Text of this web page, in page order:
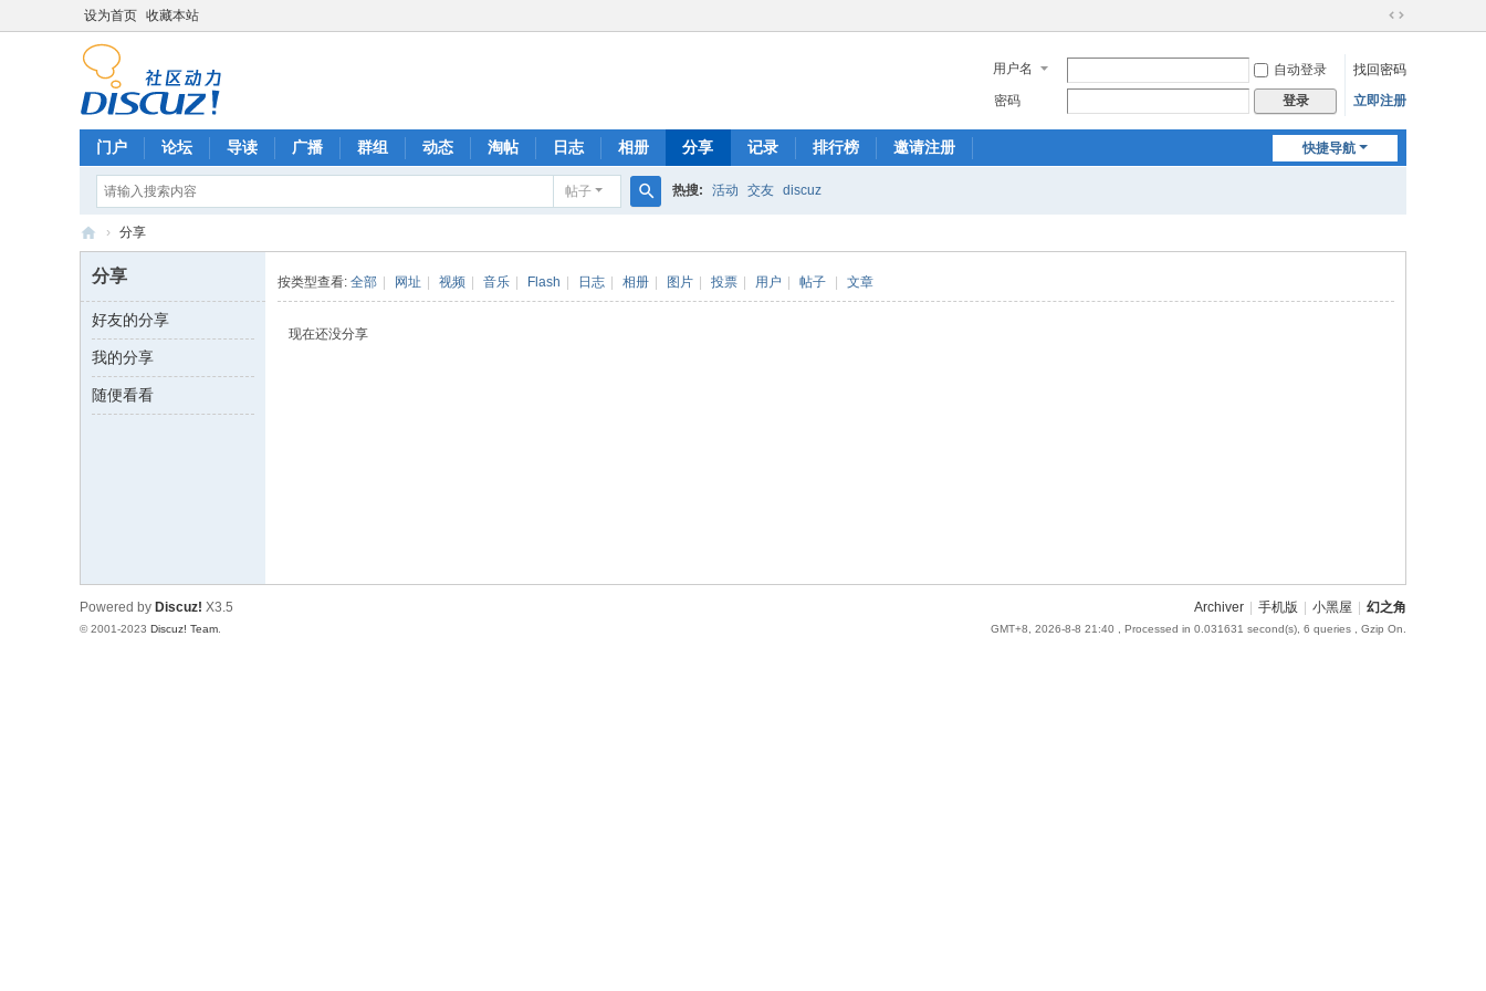
设为首页 收藏本站
切
到
宽
用户名 自动登录
找回密码
密码
登录 立即注册
快捷导航
门户 论坛 导读 广播 群组 动态 淘帖 日志 相册 分享 记录 排行榜 邀请注册
帖子
索
热搜: 活动 交友 discuz
角
交
流
M
）
› 分享
分享
好友的分享
我的分享
随便看看
按类型查看: 全部 网址 视频 音乐 Flash 日志 相册 图片 投票 用户 帖子 文章
现在还没分享
Archiver 手机版 小黑屋 幻之角
GMT+8, 2026-8-8 21:40 , Processed in 0.031631 second(s), 6 queries , Gzip On.
Powered by Discuz! X3.5
© 2001-2023 Discuz! Team